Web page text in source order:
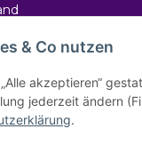
& Co nutzen
akzeptieren“
jederzeit ändern
.